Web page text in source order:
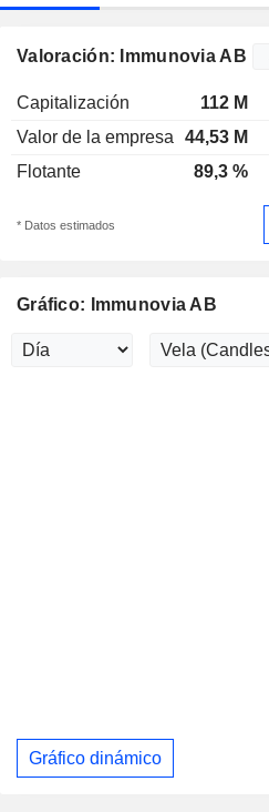
Valoración: Immunovia AB
Capitalización 112 M
Valor de la empresa
44,53 M
Flotante
89,3 %
* Datos estimados
Gráfico: Immunovia AB
Gráfico dinámico